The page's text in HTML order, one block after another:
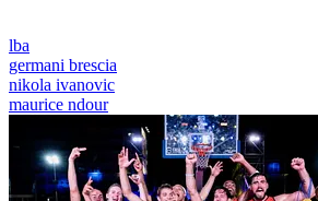
lba
germani brescia
nikola ivanovic
maurice ndour